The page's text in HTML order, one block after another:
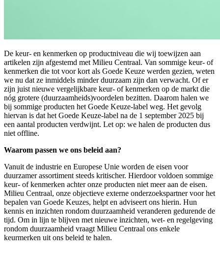
De keur- en kenmerken op productniveau die wij toewijzen aan
artikelen zijn afgestemd met Milieu Centraal. Van sommige keur- of
kenmerken die tot voor kort als Goede Keuze werden gezien, weten
we nu dat ze inmiddels minder duurzaam zijn dan verwacht. Of er
zijn juist nieuwe vergelijkbare keur- of kenmerken op de markt die
nóg grotere (duurzaamheids)voordelen bezitten. Daarom halen we
bij sommige producten het Goede Keuze-label weg. Het gevolg
hiervan is dat het Goede Keuze-label na de 1 september 2025 bij
een aantal producten verdwijnt. Let op: we halen de producten dus
niet offline.
Waarom passen we ons beleid aan?
Vanuit de industrie en Europese Unie worden de eisen voor
duurzamer assortiment steeds kritischer. Hierdoor voldoen sommige
keur- of kenmerken achter onze producten niet meer aan de eisen.
Milieu Centraal, onze objectieve externe onderzoekspartner voor het
bepalen van Goede Keuzes, helpt en adviseert ons hierin. Hun
kennis en inzichten rondom duurzaamheid veranderen gedurende de
tijd. Om in lijn te blijven met nieuwe inzichten, wet- en regelgeving
rondom duurzaamheid vraagt Milieu Centraal ons enkele
keurmerken uit ons beleid te halen.